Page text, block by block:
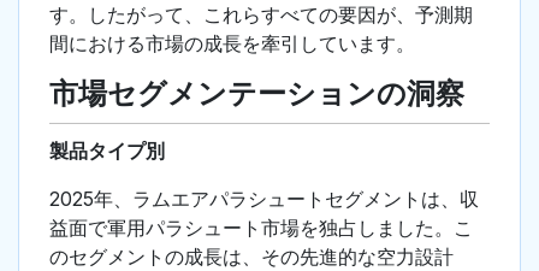
す。したがって、これらすべての要因が、予測期
間における市場の成長を牽引しています。
市場セグメンテーションの洞察
製品タイプ別
2025年、ラムエアパラシュートセグメントは、収
益面で軍用パラシュート市場を独占しました。こ
のセグメントの成長は、その先進的な空力設計